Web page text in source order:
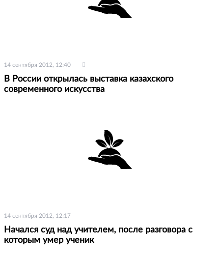
14 сентября 2012, 12:40
В России открылась выставка казахского
современного искусства
14 сентября 2012, 12:17
Начался суд над учителем, после разговора с
которым умер ученик